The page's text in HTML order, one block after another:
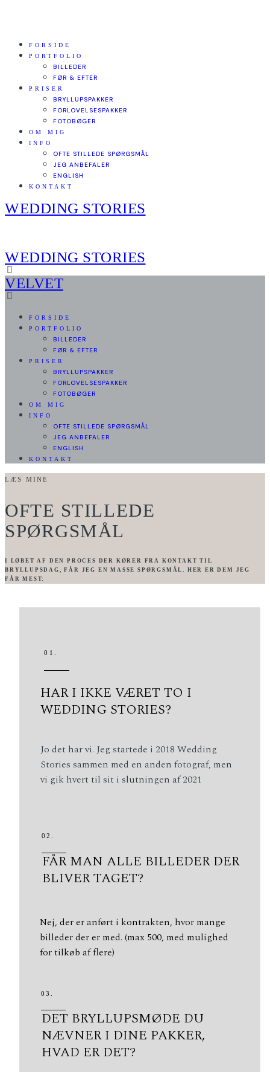
FORSIDE
PORTFOLIO
BILLEDER
FØR & EFTER
PRISER
BRYLLUPSPAKKER
FORLOVELSESPAKKER
FOTOBØGER
OM MIG
INFO
OFTE STILLEDE SPØRGSMÅL
JEG ANBEFALER
ENGLISH
KONTAKT
WEDDING STORIES
WEDDING STORIES
VELVET
FORSIDE
PORTFOLIO
BILLEDER
FØR & EFTER
PRISER
BRYLLUPSPAKKER
FORLOVELSESPAKKER
FOTOBØGER
OM MIG
INFO
OFTE STILLEDE SPØRGSMÅL
JEG ANBEFALER
ENGLISH
KONTAKT
LÆS MINE
OFTE STILLEDE
SPØRGSMÅL
I LØBET AF DEN PROCES DER KØRER FRA KONTAKT TIL
BRYLLUPSDAG, FÅR JEG EN MASSE SPØRGSMÅL. HER ER DEM JEG
FÅR MEST:
02.
01.
FÅR MAN ALLE BILLEDER DER
BLIVER TAGET?
HAR I IKKE VÆRET TO I
WEDDING STORIES?
Nej, der er anført i kontrakten, hvor mange
billeder der er med. (max 500, med mulighed
for tilkøb af flere)
Jo det har vi. Jeg startede i 2018 Wedding
Stories sammen med en anden fotograf, men
vi gik hvert til sit i slutningen af 2021
03.
DET BRYLLUPSMØDE DU
NÆVNER I DINE PAKKER,
HVAD ER DET?